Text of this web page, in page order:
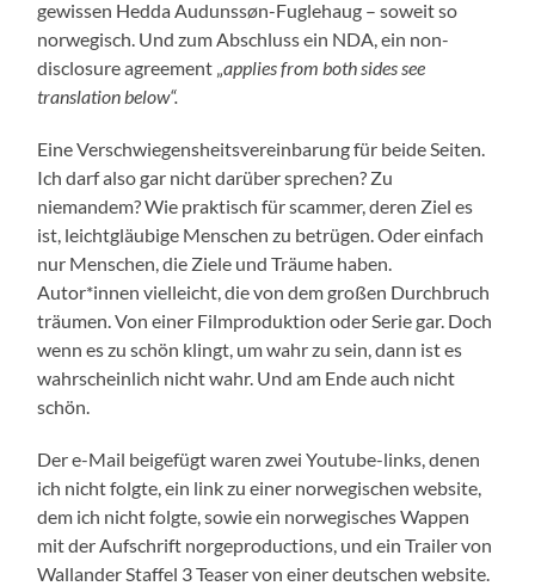
gewissen Hedda Audunssøn-Fuglehaug – soweit so
norwegisch. Und zum Abschluss ein NDA, ein non-
disclosure agreement „applies from both sides see
translation below“.
Eine Verschwiegensheitsvereinbarung für beide Seiten.
Ich darf also gar nicht darüber sprechen? Zu
niemandem? Wie praktisch für scammer, deren Ziel es
ist, leichtgläubige Menschen zu betrügen. Oder einfach
nur Menschen, die Ziele und Träume haben.
Autor*innen vielleicht, die von dem großen Durchbruch
träumen. Von einer Filmproduktion oder Serie gar. Doch
wenn es zu schön klingt, um wahr zu sein, dann ist es
wahrscheinlich nicht wahr. Und am Ende auch nicht
schön.
Der e-Mail beigefügt waren zwei Youtube-links, denen
ich nicht folgte, ein link zu einer norwegischen website,
dem ich nicht folgte, sowie ein norwegisches Wappen
mit der Aufschrift norgeproductions, und ein Trailer von
Wallander Staffel 3 Teaser von einer deutschen website.